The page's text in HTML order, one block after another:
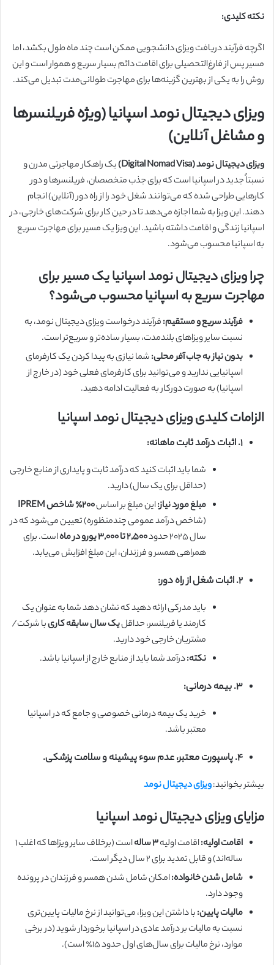
نکته کلیدی:
اگرچه فرآیند دریافت ویزای دانشجویی ممکن است چند ماه طول بکشد، اما
مسیر پس از فارغ‌التحصیلی برای اقامت دائم بسیار سریع و هموار است و این
روش را به یکی از بهترین گزینه‌ها برای مهاجرت طولانی‌مدت تبدیل می‌کند.
ویزای دیجیتال نومد اسپانیا (ویژه فریلنسرها
و مشاغل آنلاین)
ویزای دیجیتال نومد (Digital Nomad Visa)
یک راهکار مهاجرتی مدرن و
نسبتاً جدید در اسپانیا است که برای جذب متخصصان، فریلنسرها و دور
کارهایی طراحی شده که می‌توانند شغل خود را از راه دور (آنلاین) انجام
دهند. این ویزا به شما اجازه می‌دهد تا در حین کار برای شرکت‌های خارجی، در
اسپانیا زندگی و اقامت داشته باشید. این ویزا یک مسیر برای مهاجرت سریع
به اسپانیا محسوب می‌شود.
چرا ویزای دیجیتال نومد اسپانیا یک مسیر برای
مهاجرت سریع به اسپانیا محسوب می‌شود؟
فرآیند سریع و مستقیم:فرآیند درخواست ویزای دیجیتال نومد، به
نسبت سایر ویزاهای بلندمدت، بسیار ساده‌تر و سریع‌تر است.
بدون نیاز به جاب آفر محلی:شما نیازی به پیدا کردن یک کارفرمای
اسپانیایی ندارید و می‌توانید برای کارفرمای فعلی خود (در خارج از
اسپانیا) به صورت دورکار به فعالیت ادامه دهید.
الزامات کلیدی ویزای دیجیتال نومد اسپانیا
۱. اثبات درآمد ثابت ماهانه:
شما باید اثبات کنید که درآمد ثابت و پایداری از منابع خارجی
(حداقل برای یک سال) دارید.
مبلغ مورد نیاز:این مبلغ بر اساس۲۰۰٪ شاخص IPREM
(شاخص درآمد عمومی چندمنظوره) تعیین می‌شود که در
سال ۲۰۲۵ حدود
۲,۵۰۰ تا ۳,۰۰۰ یورو در ماه
است. برای
همراهی همسر و فرزندان، این مبلغ افزایش می‌یابد.
۲. اثبات شغل از راه دور:
باید مدرکی ارائه دهید که نشان دهد شما به عنوان یک
کارمند یا فریلنسر، حداقلیک سال سابقه کاریبا شرکت/
مشتریان خارجی خود دارید.
نکته:درآمد شما باید از منابع خارج از اسپانیا باشد.
۳. بیمه درمانی:
خرید یک بیمه درمانی خصوصی و جامع که در اسپانیا
معتبر باشد.
۴. پاسپورت معتبر، عدم سوء پیشینه و سلامت پزشکی.
بیشتر بخوانید:ویزای دیجیتال نومد
مزایای ویزای دیجیتال نومد اسپانیا
اقامت اولیه:اقامت اولیه۳ ساله
است (برخلاف سایر ویزاها که اغلب ۱
ساله‌اند) و قابل تمدید برای ۲ سال دیگر است.
شامل شدن خانواده:امکان شامل شدن همسر و فرزندان در پرونده
وجود دارد.
مالیات پایین:با داشتن این ویزا، می‌توانید از نرخ مالیات پایین‌تری
نسبت به مالیات بر درآمد عادی در اسپانیا برخوردار شوید (در برخی
موارد، نرخ مالیات برای سال‌های اول حدود ۱۵٪ است).